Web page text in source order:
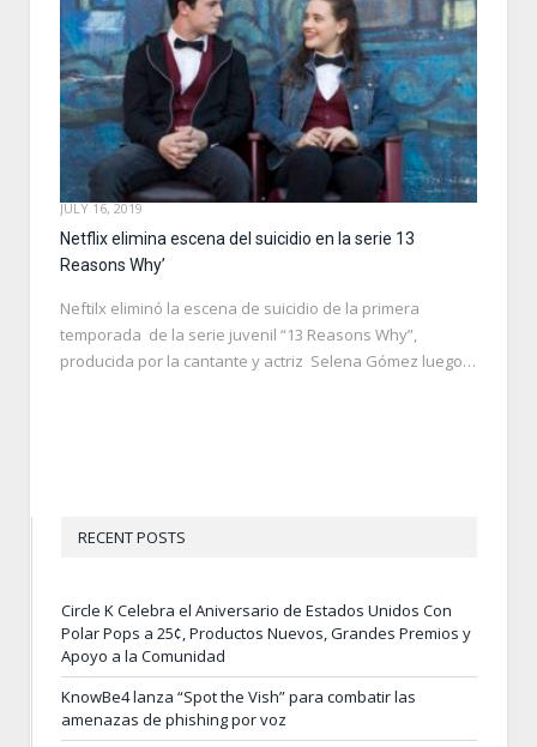
JULY 16, 2019
Netflix elimina escena del suicidio en la serie 13
Reasons Why’
Neftilx eliminó la escena de suicidio de la primera
temporada de la serie juvenil “13 Reasons Why”,
producida por la cantante y actriz Selena Gómez luego…
RECENT POSTS
Circle K Celebra el Aniversario de Estados Unidos Con
Polar Pops a 25¢, Productos Nuevos, Grandes Premios y
Apoyo a la Comunidad
KnowBe4 lanza “Spot the Vish” para combatir las
amenazas de phishing por voz